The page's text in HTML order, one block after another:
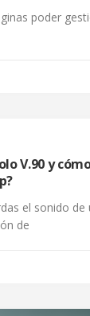
poder
V.90 y
el sonido
de